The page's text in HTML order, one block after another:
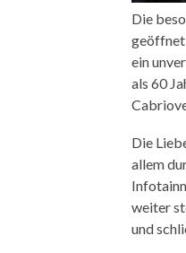
Die
geöffnet
ein
als 60
Die
allem
weiter
und